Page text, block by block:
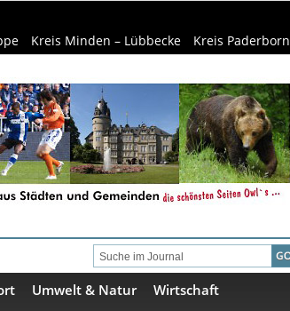
Kreis Minden – Lübbecke Kreis Paderborn
Umwelt & Natur
Wirtschaft